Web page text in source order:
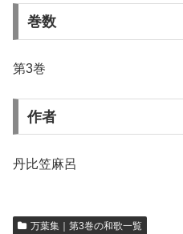
巻数
第3巻
作者
丹比笠麻呂
万葉集｜第3巻の和歌一覧